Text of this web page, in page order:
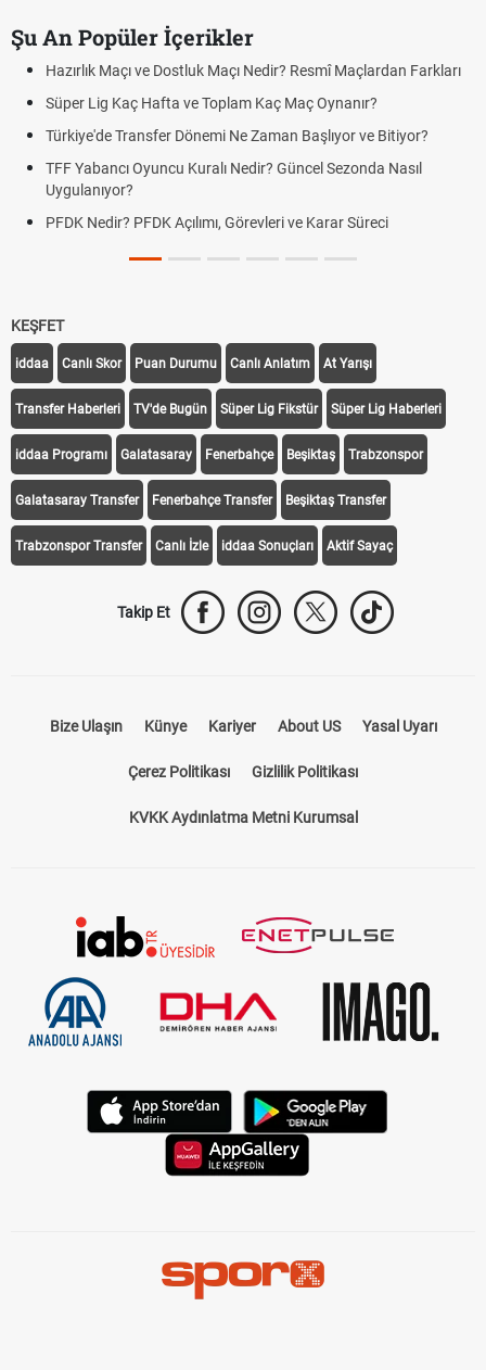
Şu An Popüler İçerikler
Hazırlık Maçı ve Dostluk Maçı Nedir? Resmî Maçlardan Farkları
Süper Lig Kaç Hafta ve Toplam Kaç Maç Oynanır?
Türkiye'de Transfer Dönemi Ne Zaman Başlıyor ve Bitiyor?
TFF Yabancı Oyuncu Kuralı Nedir? Güncel Sezonda Nasıl
Uygulanıyor?
PFDK Nedir? PFDK Açılımı, Görevleri ve Karar Süreci
KEŞFET
iddaa Canlı Skor Puan Durumu Canlı Anlatım At Yarışı
Transfer Haberleri TV'de Bugün Süper Lig Fikstür Süper Lig Haberleri
iddaa Programı Galatasaray Fenerbahçe Beşiktaş Trabzonspor
Galatasaray Transfer Fenerbahçe Transfer Beşiktaş Transfer
Trabzonspor Transfer Canlı İzle iddaa Sonuçları Aktif Sayaç
Takip Et
Bize Ulaşın Künye Kariyer About US Yasal Uyarı
Çerez Politikası Gizlilik Politikası
KVKK Aydınlatma Metni Kurumsal